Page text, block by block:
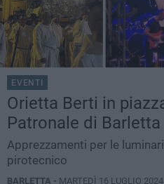
EVENTI
Orietta Berti in
Patronale di Barletta
Apprezzamenti per le
pirotecnico
BARLETTA - MARTEDÌ 16 LUGLIO 2024